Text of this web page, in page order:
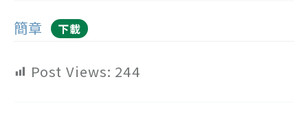
簡章 下載
Post Views: 244